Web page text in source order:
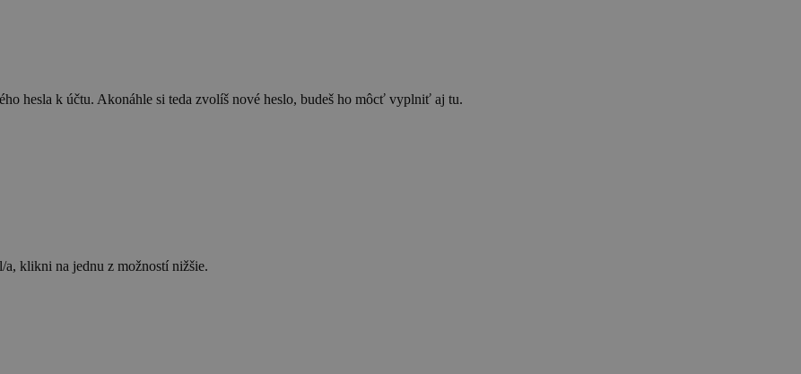
hesla k účtu. Akonáhle si teda zvolíš nové heslo, budeš ho môcť vyplniť aj tu.
klikni na jednu z možností nižšie.